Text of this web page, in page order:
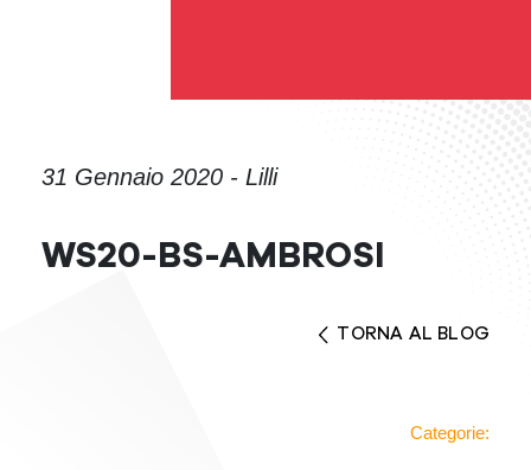
31 Gennaio 2020 - Lilli
WS20-BS-AMBROSI
TORNA AL BLOG
Categorie: